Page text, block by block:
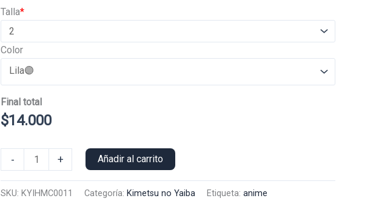
*
Talla
Color
Final total
$14.000
-
Manga
Corta
+ Añadir al carrito
SKU: KYIHMC0011 Categoría: Kimetsu no Yaiba Etiqueta: anime